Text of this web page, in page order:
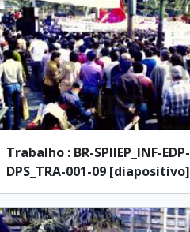
Trabalho : BR-SPIIEP_INF-EDP-
DPS_TRA-001-09 [diapositivo]